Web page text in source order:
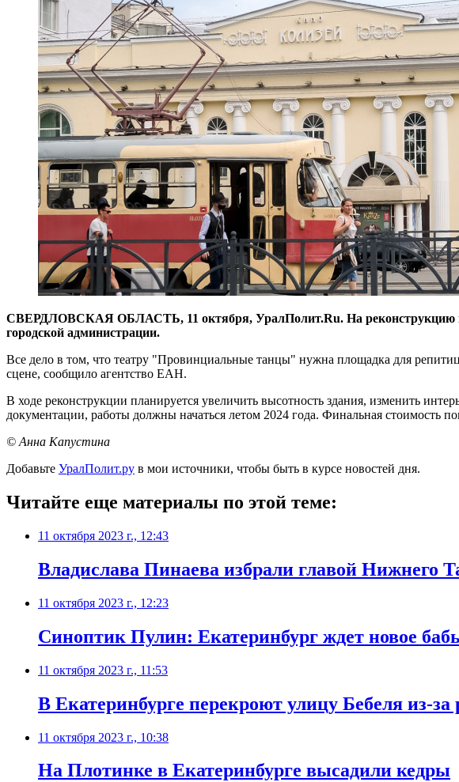
СВЕРДЛОВСКАЯ ОБЛАСТЬ, 11 октября, УралПолит.Ru. На реконструкцию
городской администрации.
Все дело в том, что театру "Провинциальные танцы" нужна площадка для
сцене, сообщило агентство ЕАН.
В ходе реконструкции планируется увеличить высотность здания, изменить
документации, работы должны начаться летом 2024 года. Финальная стоимость
© Анна Капустина
Добавьте УралПолит.ру в мои источники, чтобы быть в курсе новостей дня.
Читайте еще материалы по этой теме:
11 октября 2023 г., 12:43
Владислава Пинаева избрали главой Нижнего
11 октября 2023 г., 12:23
Синоптик Пулин: Екатеринбург ждет новое
11 октября 2023 г., 11:53
В Екатеринбурге перекроют улицу Бебеля из-за
11 октября 2023 г., 10:38
На Плотинке в Екатеринбурге высадили кедры